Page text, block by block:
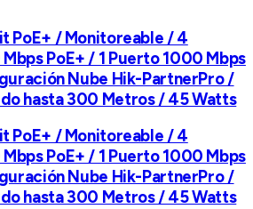
PoE+ / Monitoreable / 4
PoE+ / 1 Puerto 1000 Mbps
Nube Hik-PartnerPro /
hasta 300 Metros / 45 Watts
PoE+ / Monitoreable / 4
PoE+ / 1 Puerto 1000 Mbps
Nube Hik-PartnerPro /
hasta 300 Metros / 45 Watts